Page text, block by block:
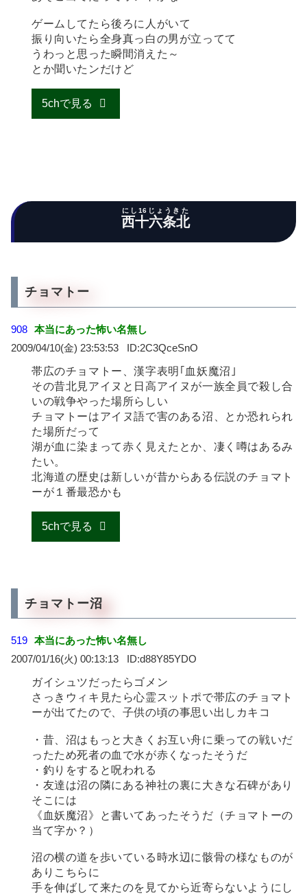
ゲームしてたら後ろに人がいて
振り向いたら全身真っ白の男が立ってて
うわっと思った瞬間消えた～
とか聞いたンだけど
5chで見る
西十六条北
にし16じょうきた
チョマトー
908 本当にあった怖い名無し
2009/04/10(金) 23:53:53
2C3QceSnO
帯広のチョマトー、漢字表明｢血妖魔沼｣
その昔北見アイヌと日高アイヌが一族全員で殺し合
いの戦争やった場所らしい
チョマトーはアイヌ語で害のある沼、とか恐れられ
た場所だって
湖が血に染まって赤く見えたとか、凄く噂はあるみ
たい。
北海道の歴史は新しいが昔からある伝説のチョマト
ーが１番最恐かも
5chで見る
チョマトー沼
519 本当にあった怖い名無し
2007/01/16(火) 00:13:13
d88Y85YDO
ガイシュツだったらゴメン
さっきウィキ見たら心霊スットポで帯広のチョマト
ーが出てたので、子供の頃の事思い出しカキコ
・昔、沼はもっと大きくお互い舟に乗っての戦いだ
ったため死者の血で水が赤くなったそうだ
・釣りをすると呪われる
・友達は沼の隣にある神社の裏に大きな石碑があり
そこには
《血妖魔沼》と書いてあったそうだ（チョマトーの
当て字か？）
沼の横の道を歩いている時水辺に骸骨の様なものが
ありこちらに
手を伸ばして来たのを見てから近寄らないようにし